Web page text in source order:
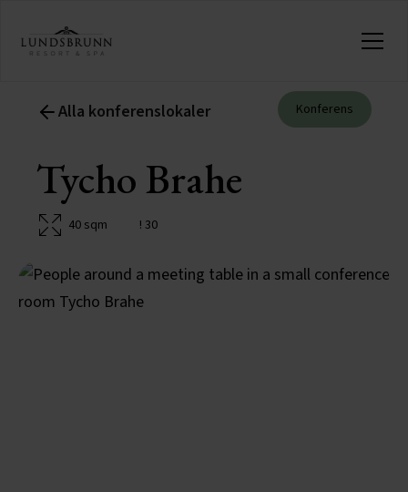
Alla konferenslokaler Konferens
Tycho Brahe
40 sqm ! 30